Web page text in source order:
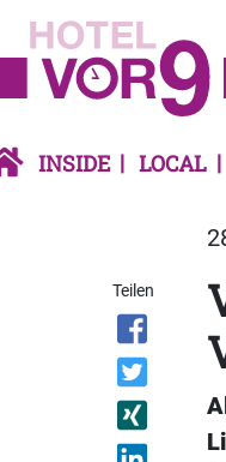
INSIDE LOCAL
Teilen